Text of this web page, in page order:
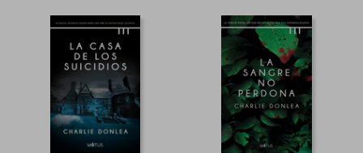
50%
dcto.
S/ 257,73
S/ 128,87
55%
dcto.